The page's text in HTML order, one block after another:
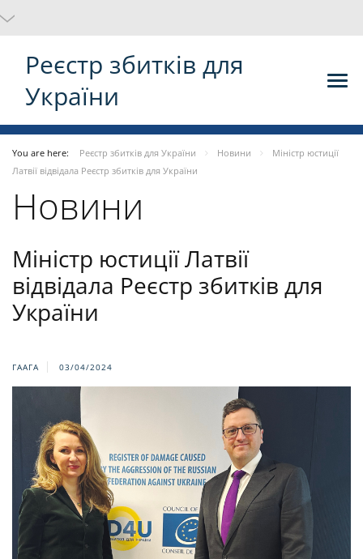
Реєстр збитків для
України
You are here: Реєстр збитків для України Новини
Міністр юстиції
Латвії відвідала Реєстр збитків для України
Новини
Міністр юстиції Латвії
відвідала Реєстр збитків для
України
ГААГА 03/04/2024